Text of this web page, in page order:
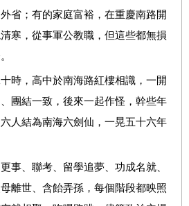
省；有的家庭富裕，在重慶南路開
寒，從事軍公教職，但這些都無損
時，高中於南海路紅樓相識，一開
團結一致，後來一起作怪，幹些年
人結為南海六劍仙，一晃五十六年
事、聯考、留學追夢、功成名就、
離世、含飴弄孫，每個階段都映照